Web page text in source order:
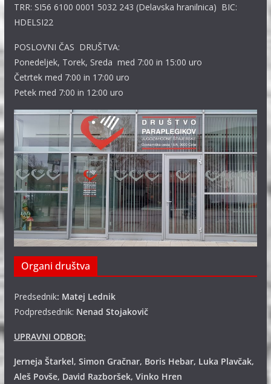
TRR: SI56 6100 0001 5032 243 (Delavska hranilnica) BIC:
HDELSI22
POSLOVNI ČAS DRUŠTVA:
Ponedeljek, Torek, Sreda med 7:00 in 15:00 uro
Četrtek med 7:00 in 17:00 uro
Petek med 7:00 in 12:00 uro
Organi društva
Predsednik: Matej Lednik
Podpredsednik: Nenad Stojakovič
UPRAVNI ODBOR:
Jerneja Štarkel, Simon Gračnar, Boris Hebar, Luka Plavčak,
Aleš Povše, David Razboršek, Vinko Hren